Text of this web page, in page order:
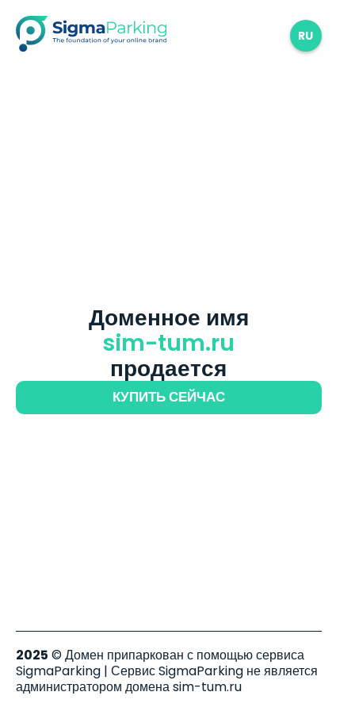
RU
Доменное имя
sim-tum.ru
продается
КУПИТЬ СЕЙЧАС
2025 © Домен припаркован с помощью сервиса
SigmaParking | Сервис SigmaParking не является
администратором домена sim-tum.ru